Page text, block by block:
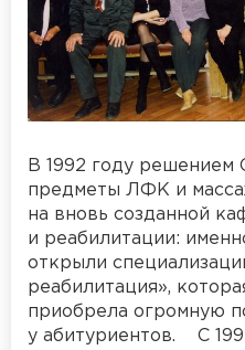
В 1992 году решением
предметы ЛФК и
на вновь созданной
и реабилитации:
открыли
реабилитация»,
приобрела огромную
у абитуриентов. С